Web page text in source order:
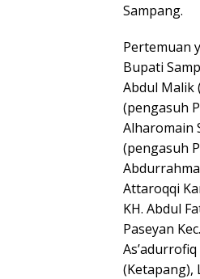
Sampang.
Pertemuan
Bupati
Abdul Malik
(pengasuh
Alharomain
(pengasuh
Attaroqqi
KH. Abdul
Paseyan
(Ketapang),